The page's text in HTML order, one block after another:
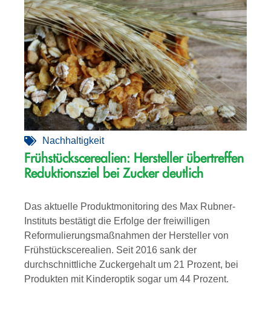
Nachhaltigkeit
Frühstückscerealien: Hersteller übertreffen
Reduktionsziel bei Zucker deutlich
Das aktuelle Produktmonitoring des Max Rubner-
Instituts bestätigt die Erfolge der freiwilligen
Reformulierungsmaßnahmen der Hersteller von
Frühstückscerealien. Seit 2016 sank der
durchschnittliche Zuckergehalt um 21 Prozent, bei
Produkten mit Kinderoptik sogar um 44 Prozent.